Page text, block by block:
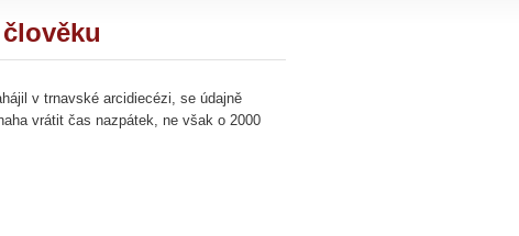
v trnavské arcidiecézi, se údajně
vrátit čas nazpátek, ne však o 2000